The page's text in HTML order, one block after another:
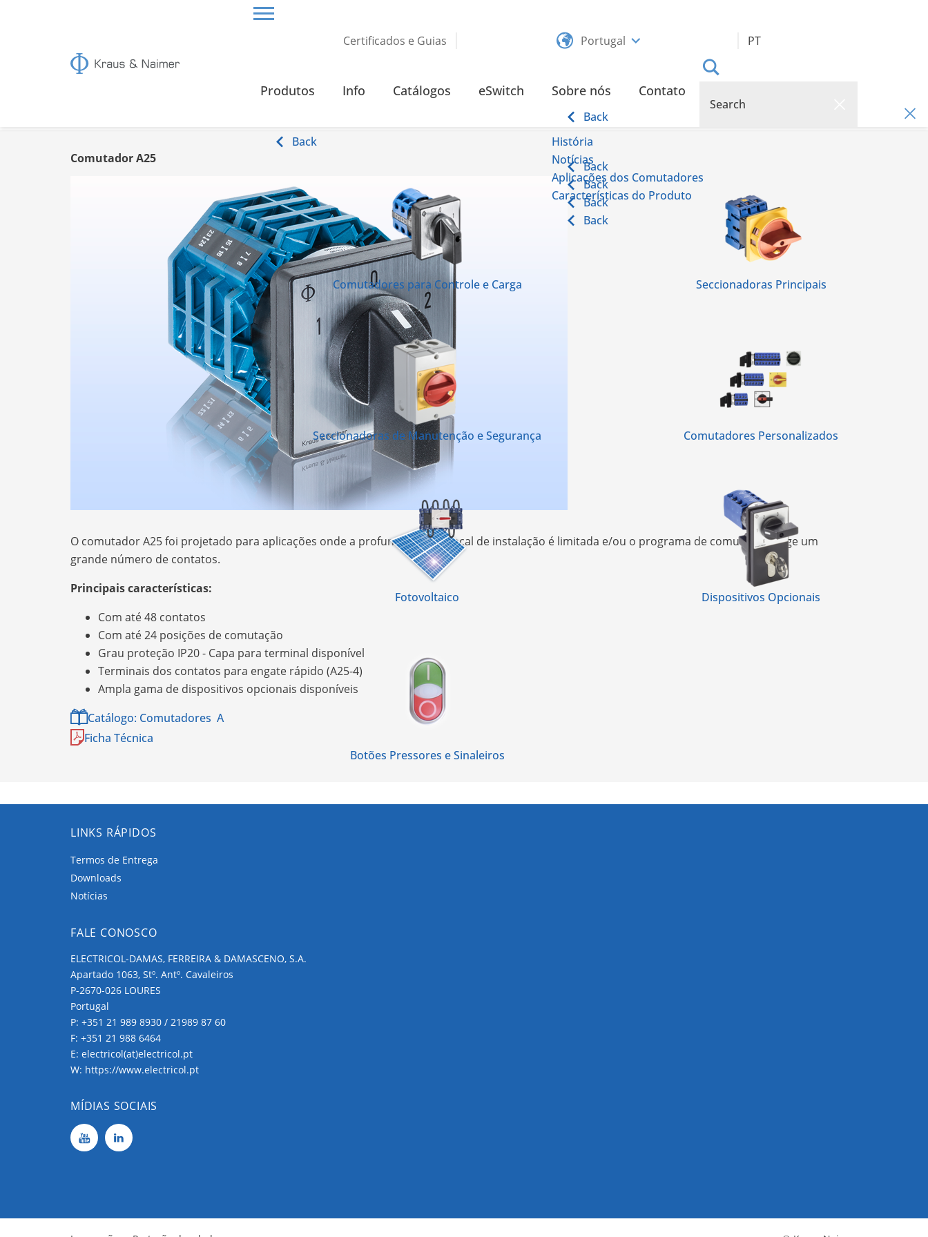
Certificados e Guias Portugal PT
Produtos
Back
Comutadores para Controle e Carga Seccionadoras Principais
Seccionadoras de Manutenção e Segurança Comutadores Personalizados
Fotovoltaico Dispositivos Opcionais
Botões Pressores e Sinaleiros
Info Catálogos eSwitch Sobre nós
Back
História
Back
Notícias
Back
Aplicações dos Comutadores
Back
Características do Produto
Back
Contato
HOME
Comutador A25
O comutador A25 foi projetado para aplicações onde a profundidade do local de instalação é limitada e/ou o programa de comutação exige um
grande número de contatos.
Principais características:
Com até 48 contatos
Com até 24 posições de comutação
Grau proteção IP20 - Capa para terminal disponível
Terminais dos contatos para engate rápido (A25-4)
Ampla gama de dispositivos opcionais disponíveis
Catálogo: Comutadores A
Ficha Técnica
LINKS RÁPIDOS
Termos de Entrega
Downloads
Notícias
FALE CONOSCO
ELECTRICOL-DAMAS, FERREIRA & DAMASCENO, S.A.
Apartado 1063, Stº. Antº. Cavaleiros
P-2670-026 LOURES
Portugal
P: +351 21 989 8930 / 21989 87 60
F: +351 21 988 6464
E: electricol(at)electricol.pt
W: https://www.electricol.pt
MÍDIAS SOCIAIS